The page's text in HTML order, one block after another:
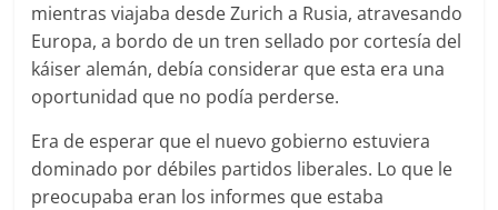
mientras viajaba desde Zurich a Rusia, atravesando
Europa, a bordo de un tren sellado por cortesía del
káiser alemán, debía considerar que esta era una
oportunidad que no podía perderse.
Era de esperar que el nuevo gobierno estuviera
dominado por débiles partidos liberales. Lo que le
preocupaba eran los informes que estaba